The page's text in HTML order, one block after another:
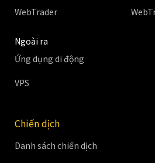
WebTrader
Ngoài ra
Ứng dụng di động
VPS
Chiến dịch
Danh sách chiến dịch